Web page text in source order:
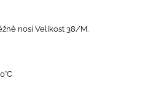
nosí Velikost 38/M.